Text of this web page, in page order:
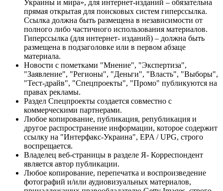
Украины и мира», для интернет-изданий – обязательна
прямая открытая для поисковых систем гиперссылка.
Ссылка должна быть размещена в независимости от
полного либо частичного использования материалов.
Гиперссылка (для интернет- изданий) – должна быть
размещена в подзаголовке или в первом абзаце
материала.
Новости с пометками "Мнение", "Экспертиза",
"Заявление", "Регионы", "Деньги", "Власть", "Выборы",
"Тест-драйв", "Спецпроекты", "Промо" публикуются на
правах рекламы.
Раздел Спецпроекты создается совместно с
коммерческими партнерами.
Любое копирование, публикация, републикация и
другое распространение информации, которое содержит
ссылку на "Интерфакс-Украина", EPA / UPG, строго
воспрещается.
Владелец веб-страницы в разделе Я- Корреспондент
является автор публикации.
Любое копирование, перепечатка и воспроизведение
фотографий и/или аудиовизуальных материалов,